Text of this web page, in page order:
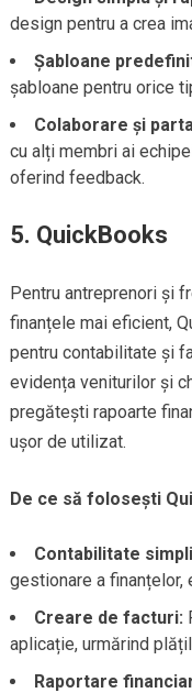
design pentru a crea
Șabloane
șabloane pentru orice
Colaborare și
cu alți membri ai
oferind feedback.
5. QuickBooks
Pentru antreprenori și
finanțele mai eficient,
pentru contabilitate și
evidența veniturilor și
pregătești rapoarte
ușor de utilizat.
De ce să folosești
Contabilitate
gestionare a
Creare de facturi:
aplicație, urmărind
Raportare